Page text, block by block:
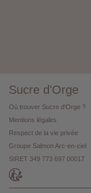
Sucre d'Orge
Où trouver Sucre d'Orge ?
Mentions légales
Respect de la vie privée
Groupe Salmon Arc-en-ciel
SIRET 349 773 697 00017